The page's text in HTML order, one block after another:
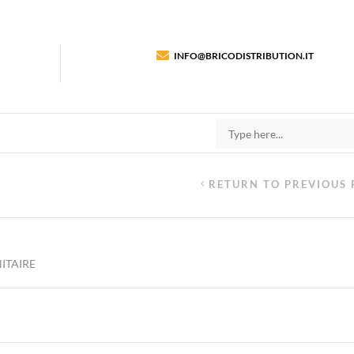
INFO@BRICODISTRIBUTION.IT
RETURN TO PREVIOUS